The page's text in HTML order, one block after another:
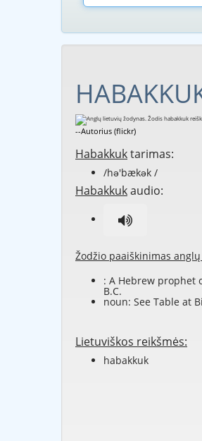
--Autorius (flickr)
Habakkuktarimas:
/hə'bækək /
Habakkukaudio:
Žodžio paaiškinimas
: A Hebrew prophet
B.C.
noun: See Table at
Lietuviškos reikšmės:
habakkuk